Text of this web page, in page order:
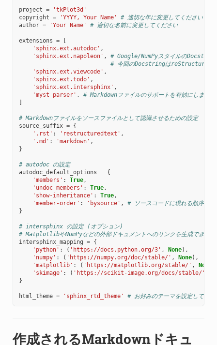
project =
'tkPlot3d'
copyright = 'YYYY, Your Name'
# 適切な年に変更してください
author = 'Your Name' # 適切な名前に変更してください
extensions =
[
'sphinx.ext.autodoc' ,
'sphinx.ext.napoleon' ,
# Google/NumPyスタイルのDocstring
# 今回のDocstringは
'sphinx.ext.viewcode' ,
'sphinx.ext.todo' ,
'sphinx.ext.intersphinx' ,
'myst_parser' ,
# Markdownファイルのサポートを有効にします
]
# Markdownファイルをソースファイルとして認識させるための設定
source_suffix = {
'.rst' : 'restructuredtext' ,
'.md' : 'markdown' ,
}
# autodoc の設定
autodoc_default_options = {
'members' : True,
'undoc-members' : True,
'show-inheritance' : True,
'member-order' : 'bysource' ,
# ソースコードに現れる順序でメ
}
# intersphinx の設定 (オプション)
# MatplotlibやNumPyなどの外部ドキュメントへのリンクを生成できるよ
intersphinx_mapping = {
'python' : ( 'https://docs.python.org/3' , None),
'numpy' : ( 'https://numpy.org/doc/stable/' , None),
'matplotlib' : ( 'https://matplotlib.org/stable/' , None
'skimage' : ( 'https://scikit-image.org/docs/stable/'
}
html_theme = 'sphinx_rtd_theme' # お好みのテーマを設定してくだ
作成されるMarkdownドキュ